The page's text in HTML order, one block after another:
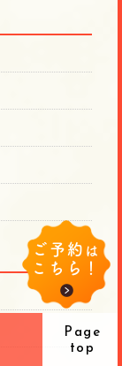
ご予約 は
こちら！
Page
top